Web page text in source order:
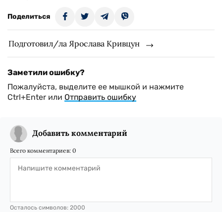
Поделиться
Подготовил/ла Ярослава Кривцун
Заметили ошибку?
Пожалуйста, выделите ее мышкой и нажмите
Ctrl+Enter или Отправить ошибку
Добавить комментарий
Всего комментариев: 0
Осталось символов: 2000